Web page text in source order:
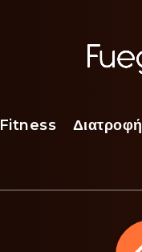
Fitness Διατροφή